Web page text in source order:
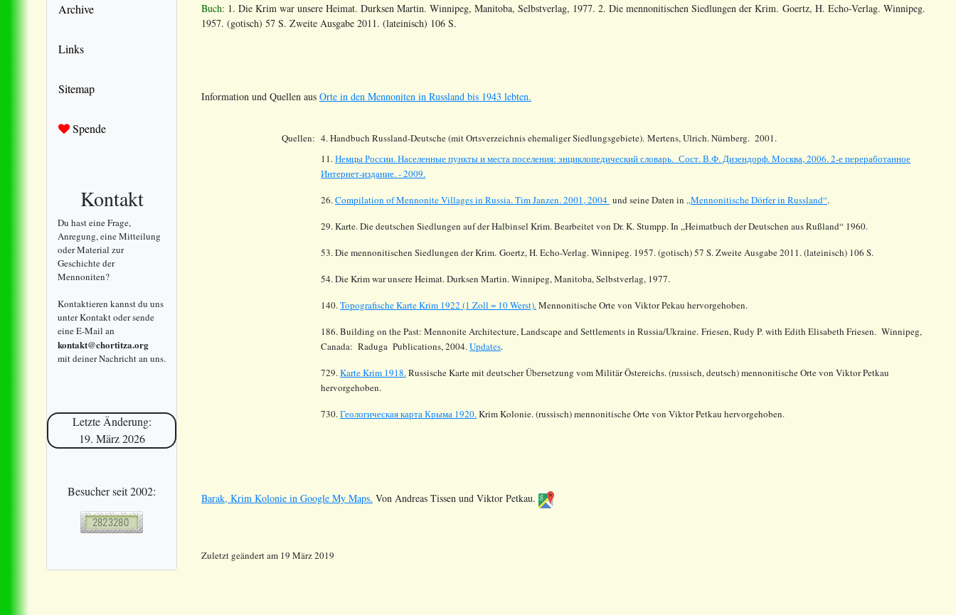
Archive
Links
Sitemap
Spende
Kontakt
Du hast eine Frage,
Anregung, eine Mitteilung
oder Material zur
Geschichte der
Mennoniten?
Kontaktieren kannst du uns
unter Kontakt oder sende
eine E-Mail an
kontakt@chortitza.org
mit deiner Nachricht an uns.
Letzte Änderung:
19. März 2026
Besucher seit 2002:
Buch: 1. Die Krim war unsere Heimat. Durksen Martin. Winnipeg, Manitoba, Selbstverlag, 1977. 2. Die mennonitischen Siedlungen der Krim. Goertz, H. Echo-Verlag. Winnipeg.
1957. (gotisch) 57 S. Zweite Ausgabe 2011. (lateinisch) 106 S.
Information und Quellen aus Orte in den Mennoniten in Russland bis 1943 lebten.
Quellen: 4. Handbuch Russland-Deutsche (mit Ortsverzeichnis ehemaliger Siedlungsgebiete). Mertens, Ulrich. Nürnberg. 2001.
11.Немцы России. Населенные пункты и места поселения: энциклопедический словарь. Сост. В.Ф. Дизендорф. Москва, 2006. 2-е переработанное
Интернет-издание. - 2009.
26.Compilation of Mennonite Villages in Russia.Tim Janzen. 2001, 2004 und seine Daten in „Mennonitische Dörfer in Russland“.
29. Karte. Die deutschen Siedlungen auf der Halbinsel Krim. Bearbeitet von Dr. K. Stumpp. In „Heimatbuch der Deutschen aus Rußland“ 1960.
53. Die mennonitischen Siedlungen der Krim. Goertz, H. Echo-Verlag. Winnipeg. 1957. (gotisch) 57 S. Zweite Ausgabe 2011. (lateinisch) 106 S.
54. Die Krim war unsere Heimat. Durksen Martin. Winnipeg, Manitoba, Selbstverlag, 1977.
140.Topografische Karte Krim 1922 (1 Zoll = 10 Werst).Mennonitische Orte von Viktor Pekau hervorgehoben.
186. Building on the Past: Mennonite Architecture, Landscape and Settlements in Russia/Ukraine. Friesen, Rudy P. with Edith Elisabeth Friesen. Winnipeg,
Canada: Raduga Publications, 2004.Updates.
729.Karte Krim 1918.Russische Karte mit deutscher Übersetzung vom Militär Östereichs. (russisch, deutsch) mennonitische Orte von Viktor Petkau
hervorgehoben.
730.Геологическая карта Крыма 1920.Krim Kolonie. (russisch) mennonitische Orte von Viktor Petkau hervorgehoben.
Barak, Krim Kolonie in Google My Maps. Von Andreas Tissen und Viktor Petkau.
Zuletzt geändert am 19 März 2019